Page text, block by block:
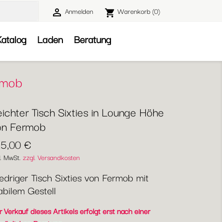
 Anmelden shopping_cart Warenkorb(0)
Laden Beratung
Tisch Sixties in Lounge Höhe
Fermob
€
MwSt. zzgl. Versandkosten
Tisch Sixties von Fermob mit
Gestell
Verkauf dieses Artikels erfolgt erst nach einer